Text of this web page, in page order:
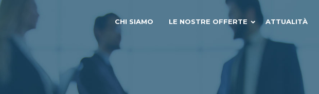
CHI SIAMO LE NOSTRE OFFERTE ATTUALITÀ